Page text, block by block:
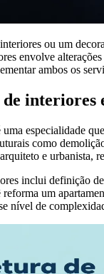
ou um
envolve
ambos os
interiores
especialidade
como
e urbanista,
inclui definição
um
nível de